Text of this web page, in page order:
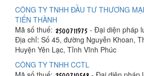
CÔNG TY TNHH ĐẦU TƯ THƯƠNG
TIẾN THÀNH
Mã số thuế:
- Đại diện pháp
Địa chỉ: Số 45, đường Nguyễn Khoan,
Huyện Yên Lạc, Tỉnh Vĩnh Phúc
CÔNG TY TNHH CCTL